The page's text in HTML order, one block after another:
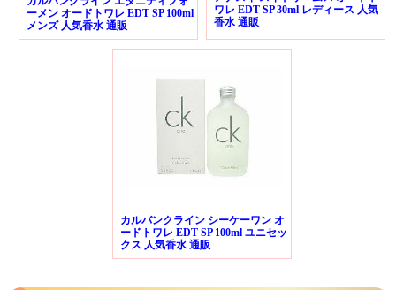
ーメン オードトワレ EDT SP 100ml
メンズ 人気香水 通販
ワレ EDT SP 30ml レディース 人気
香水 通販
カルバンクライン シーケーワン オ
ードトワレ EDT SP 100ml ユニセッ
クス 人気香水 通販